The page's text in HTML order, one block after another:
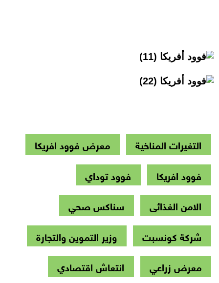
التغيرات المناخية
معرض فوود افريكا
فوود افريكا
فوود توداي
الامن الغذائى
سناكس صحي
شركة كونسبت
وزير التموين والتجارة
معرض زراعي
انتعاش اقتصادي